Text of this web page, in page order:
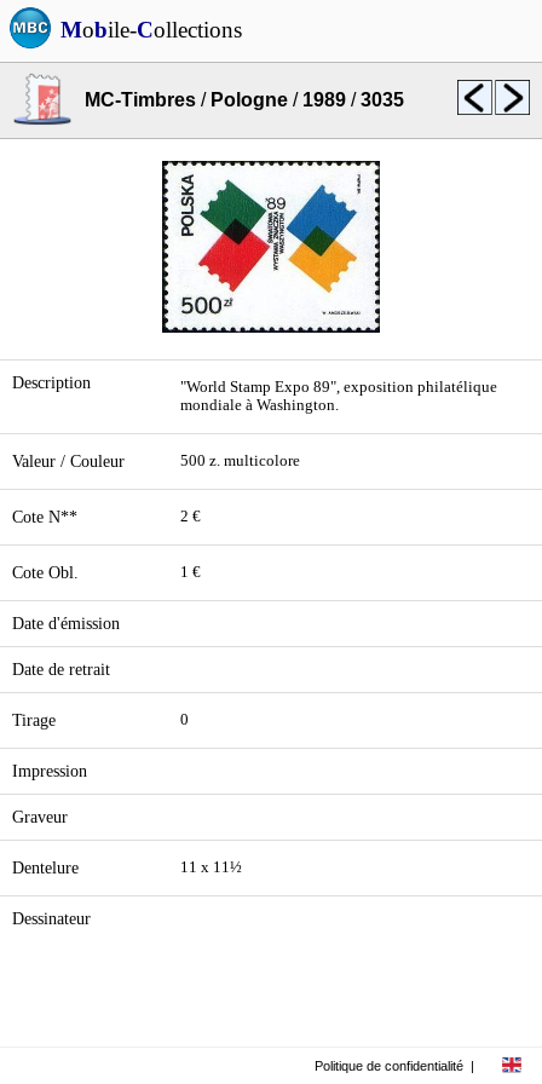
Mobile-Collections
MC-Timbres / Pologne / 1989 /3035
Description
"World Stamp Expo 89", exposition philatélique
mondiale à Washington.
Valeur / Couleur 500 z. multicolore
Cote N** 2 €
Cote Obl. 1 €
Date d'émission
Date de retrait
Tirage 0
Impression
Graveur
Dentelure 11 x 11½
Dessinateur
Politique de confidentialité |